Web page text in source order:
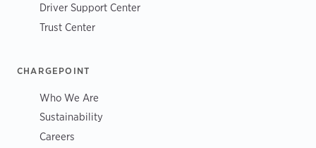
Driver Support Center
Trust Center
CHARGEPOINT
Who We Are
Sustainability
Careers